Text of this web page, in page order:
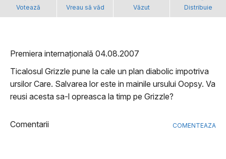
Votează Vreau să văd Văzut Distribuie
Premiera internațională 04.08.2007
Ticalosul Grizzle pune la cale un plan diabolic impotriva
ursilor Care. Salvarea lor este in mainile ursului Oopsy. Va
reusi acesta sa-l opreasca la timp pe Grizzle?
Comentarii COMENTEAZA